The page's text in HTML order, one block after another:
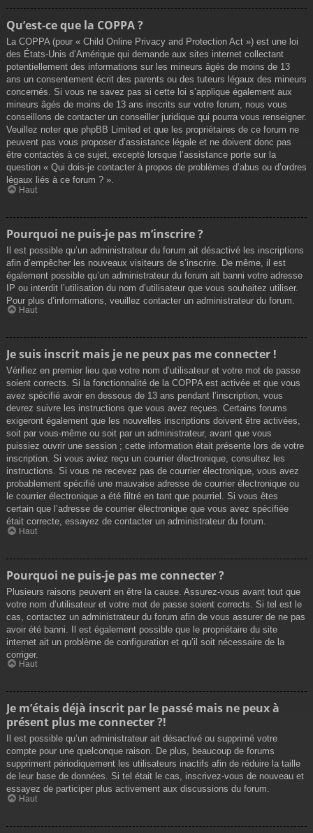
Qu’est-ce que la COPPA ?
La COPPA (pour « Child Online Privacy and Protection Act ») est une loi
des États-Unis d’Amérique qui demande aux sites internet collectant
potentiellement des informations sur les mineurs âgés de moins de 13
ans un consentement écrit des parents ou des tuteurs légaux des mineurs
concernés. Si vous ne savez pas si cette loi s’applique également aux
mineurs âgés de moins de 13 ans inscrits sur votre forum, nous vous
conseillons de contacter un conseiller juridique qui pourra vous renseigner.
Veuillez noter que phpBB Limited et que les propriétaires de ce forum ne
peuvent pas vous proposer d’assistance légale et ne doivent donc pas
être contactés à ce sujet, excepté lorsque l’assistance porte sur la
question « Qui dois-je contacter à propos de problèmes d’abus ou d’ordres
légaux liés à ce forum ? ».
Haut
Pourquoi ne puis-je pas m’inscrire ?
Il est possible qu’un administrateur du forum ait désactivé les inscriptions
afin d’empêcher les nouveaux visiteurs de s’inscrire. De même, il est
également possible qu’un administrateur du forum ait banni votre adresse
IP ou interdit l’utilisation du nom d’utilisateur que vous souhaitez utiliser.
Pour plus d’informations, veuillez contacter un administrateur du forum.
Haut
Je suis inscrit mais je ne peux pas me connecter !
Vérifiez en premier lieu que votre nom d’utilisateur et votre mot de passe
soient corrects. Si la fonctionnalité de la COPPA est activée et que vous
avez spécifié avoir en dessous de 13 ans pendant l’inscription, vous
devrez suivre les instructions que vous avez reçues. Certains forums
exigeront également que les nouvelles inscriptions doivent être activées,
soit par vous-même ou soit par un administrateur, avant que vous
puissiez ouvrir une session ; cette information était présente lors de votre
inscription. Si vous aviez reçu un courrier électronique, consultez les
instructions. Si vous ne recevez pas de courrier électronique, vous avez
probablement spécifié une mauvaise adresse de courrier électronique ou
le courrier électronique a été filtré en tant que pourriel. Si vous êtes
certain que l’adresse de courrier électronique que vous avez spécifiée
était correcte, essayez de contacter un administrateur du forum.
Haut
Pourquoi ne puis-je pas me connecter ?
Plusieurs raisons peuvent en être la cause. Assurez-vous avant tout que
votre nom d’utilisateur et votre mot de passe soient corrects. Si tel est le
cas, contactez un administrateur du forum afin de vous assurer de ne pas
avoir été banni. Il est également possible que le propriétaire du site
internet ait un problème de configuration et qu’il soit nécessaire de la
corriger.
Haut
Je m’étais déjà inscrit par le passé mais ne peux à
présent plus me connecter ?!
Il est possible qu’un administrateur ait désactivé ou supprimé votre
compte pour une quelconque raison. De plus, beaucoup de forums
suppriment périodiquement les utilisateurs inactifs afin de réduire la taille
de leur base de données. Si tel était le cas, inscrivez-vous de nouveau et
essayez de participer plus activement aux discussions du forum.
Haut